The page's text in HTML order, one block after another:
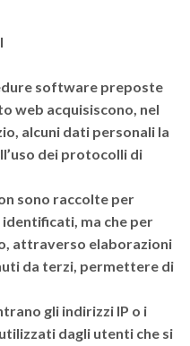
software preposte
web acquisiscono, nel
alcuni dati personali la
dei protocolli di
sono raccolte per
ma che per
attraverso elaborazioni
da terzi, permettere di
gli indirizzi IP o i
dagli utenti che si